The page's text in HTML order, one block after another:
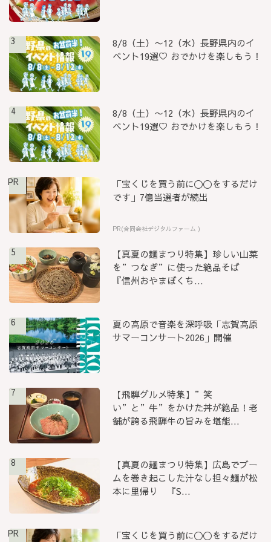
3
8/8（土）〜12（水）長野県内のイ
ベント19選♡ おでかけを楽しもう！
4
8/8（土）〜12（水）長野県内のイ
ベント19選♡ おでかけを楽しもう！
PR
「宝くじを買う前に〇〇をするだけ
です」7億当選者が続出
PR(合同会社デジタルファーム )
5
【真夏の麺まつり特集】珍しい山菜
を”つなぎ”に使った絶品そば
『信州おやまぼくち...
6
夏の高原で音楽を深呼吸「志賀高原
サマーコンサート2026」開催
7
【飛騨グルメ特集】”笑
い”と”牛”をかけた丼が絶品！老
舗が誇る飛騨牛の旨みを堪能...
8
【真夏の麺まつり特集】広島でブー
ムを巻き起こした汁なし担々麺が松
本に里帰り 『S...
PR
「宝くじを買う前に〇〇をするだけ